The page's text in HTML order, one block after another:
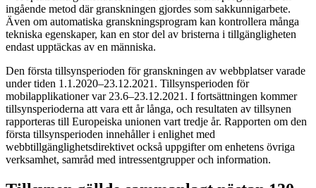
ingående metod där granskningen gjordes som sakkunnigarbete.
Även om automatiska granskningsprogram kan kontrollera många
tekniska egenskaper, kan en stor del av bristerna i tillgängligheten
endast upptäckas av en människa.
Den första tillsynsperioden för granskningen av webbplatser varade
under tiden 1.1.2020–23.12.2021. Tillsynsperioden för
mobilapplikationer var 23.6–23.12.2021. I fortsättningen kommer
tillsynsperioderna att vara ett år långa, och resultaten av tillsynen
rapporteras till Europeiska unionen vart tredje år. Rapporten om den
första tillsynsperioden innehåller i enlighet med
webbtillgänglighetsdirektivet också uppgifter om enhetens övriga
verksamhet, samråd med intressentgrupper och information.